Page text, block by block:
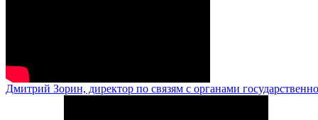
Дмитрий Зорин, директор по связям с органами